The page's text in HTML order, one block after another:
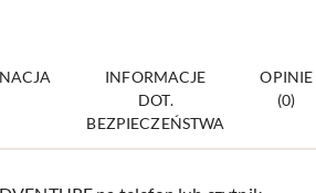
INFORMACJE
DOT.
BEZPIECZEŃSTWA
OPINIE
(0)